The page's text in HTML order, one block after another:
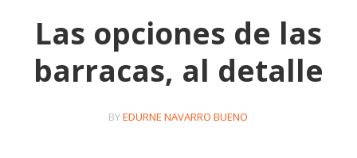
Las opciones de las
barracas, al detalle
BYEDURNE NAVARRO BUENO